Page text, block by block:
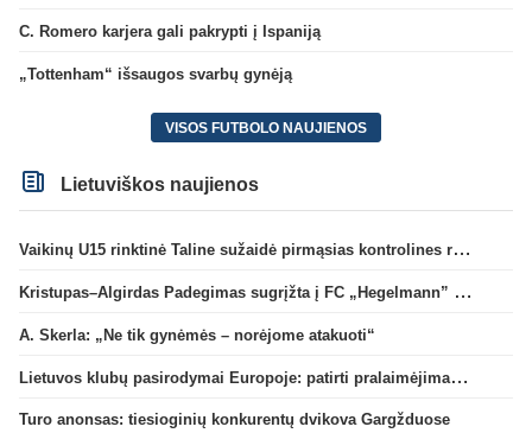
C. Romero karjera gali pakrypti į Ispaniją
„Tottenham“ išsaugos svarbų gynėją
VISOS FUTBOLO NAUJIENOS
Lietuviškos naujienos
Vaikinų U15 rinktinė Taline sužaidė pirmąsias kontrolines rungtynes
Kristupas–Algirdas Padegimas sugrįžta į FC „Hegelmann” B sudėtį
A. Skerla: „Ne tik gynėmės – norėjome atakuoti“
Lietuvos klubų pasirodymai Europoje: patirti pralaimėjimai Kroatijos atstovams
Turo anonsas: tiesioginių konkurentų dvikova Gargžduose